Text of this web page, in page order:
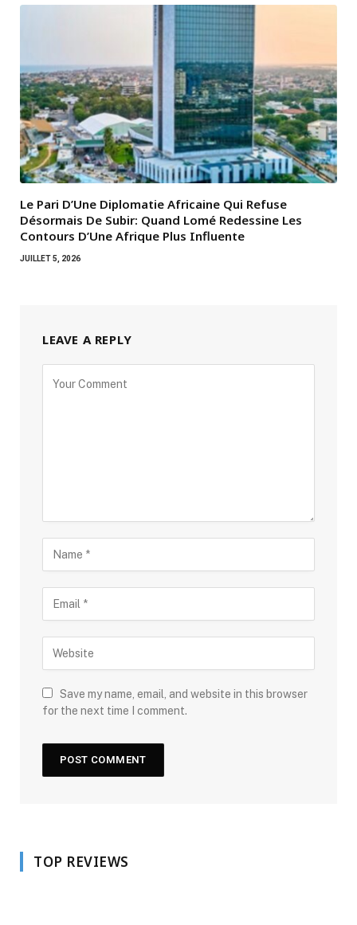
Le Pari D’Une Diplomatie Africaine Qui Refuse
Désormais De Subir: Quand Lomé Redessine Les
Contours D’Une Afrique Plus Influente
JUILLET 5, 2026
LEAVE A REPLY
Save my name, email, and website in this browser
for the next time I comment.
TOP REVIEWS